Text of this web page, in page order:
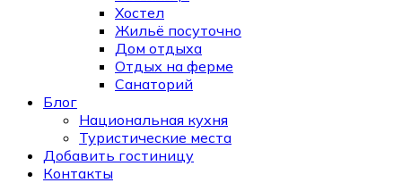
Хостел
Жильё посуточно
Дом отдыха
Отдых на ферме
Санаторий
Блог
Национальная кухня
Туристические места
Добавить гостиницу
Контакты